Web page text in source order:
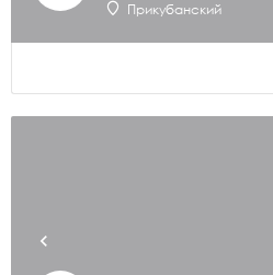
Прикубанский